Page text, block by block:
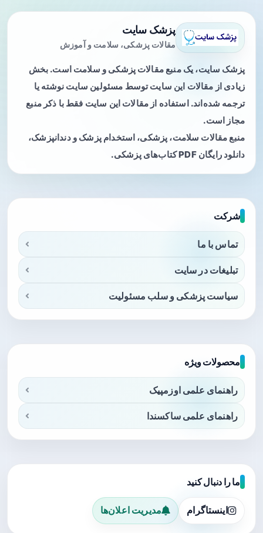
پزشک سایت
مقالات پزشکی، سلامت و آموزش
پزشک سایت، یک منبع مقالات پزشکی و سلامت است. بخش
زیادی از مقالات این سایت توسط مسئولین سایت نوشته یا
ترجمه شده‌اند. استفاده از مقالات این سایت فقط با ذکر منبع
مجاز است.
منبع مقالات سلامت، پزشکی، استخدام پزشک و دندانپزشک،
دانلود رایگان PDF کتاب‌های پزشکی.
شرکت
تماس با ما
تبلیغات در سایت
سیاست پزشکی و سلب مسئولیت
محصولات ویژه
راهنمای علمی اوزمپیک
راهنمای علمی ساکسندا
ما را دنبال کنید
اینستاگرام مدیریت اعلان‌ها